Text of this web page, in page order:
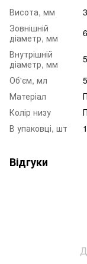
Висота, мм
Зовнішній
діаметр, мм
Внутрішній
діаметр, мм
Об'єм, мл
Матеріал
Колір низу
В упаковці, шт
Відгуки